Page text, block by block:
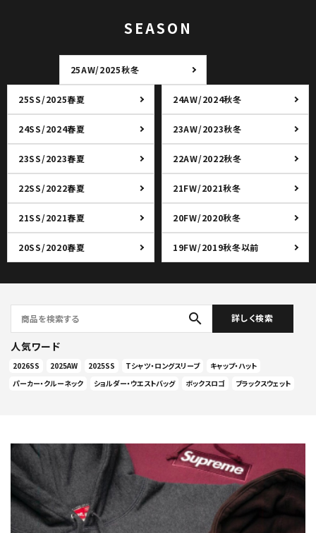
SEASON
25AW/2025秋冬
25SS/2025春夏 24AW/2024秋冬
24SS/2024春夏 23AW/2023秋冬
23SS/2023春夏 22AW/2022秋冬
22SS/2022春夏 21FW/2021秋冬
21SS/2021春夏 20FW/2020秋冬
20SS/2020春夏 19FW/2019秋冬以前
search 詳しく検索
人気ワード
2026SS 2025AW 2025SS Tシャツ・ロングスリーブ
キャップ・ハット
パーカー・クルーネック
ショルダー・ウエストバッグ ボックスロゴ ブラックスウェット